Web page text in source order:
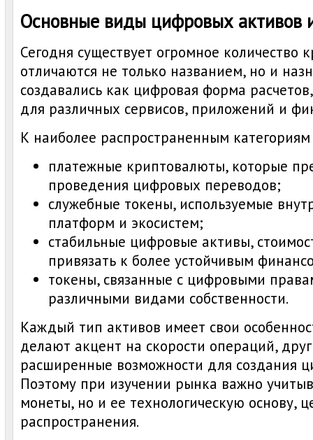
Основные виды цифровых активов
Сегодня существует огромное количество
отличаются не только названием, но и
создавались как цифровая форма
для различных сервисов, приложений и
К наиболее распространенным
платежные криптовалюты, которые
проведения цифровых переводов;
служебные токены, используемые
платформ и экосистем;
стабильные цифровые активы,
привязать к более устойчивым
токены, связанные с цифровыми
различными видами собственности.
Каждый тип активов имеет свои
делают акцент на скорости операций,
расширенные возможности для создания
Поэтому при изучении рынка важно
монеты, но и ее технологическую основу,
распространения.